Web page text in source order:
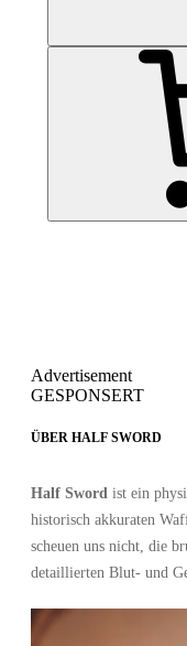
Advertisement
GESPONSERT
ÜBER HALF SWORD
Half Sword ist ein
historisch akkuraten
scheuen uns nicht, die
detaillierten Blut- und